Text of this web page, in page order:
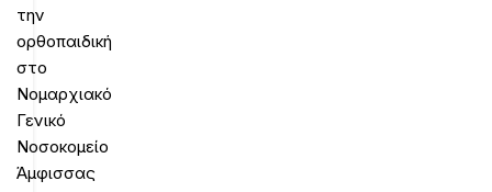
την
ορθοπαιδική
στο
Νομαρχιακό
Γενικό
Νοσοκομείο
Άμφισσας